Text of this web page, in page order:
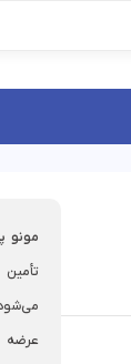
مونو
عرضه